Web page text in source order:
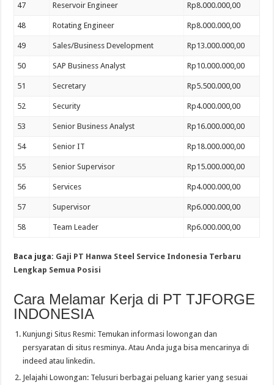
47 Reservoir Engineer Rp8.000.000,00
48 Rotating Engineer Rp8.000.000,00
49 Sales/Business Development Rp13.000.000,00
50 SAP Business Analyst Rp10.000.000,00
51 Secretary Rp5.500.000,00
52 Security Rp4.000.000,00
53 Senior Business Analyst Rp16.000.000,00
54 Senior IT Rp18.000.000,00
55 Senior Supervisor Rp15.000.000,00
56 Services Rp4.000.000,00
57 Supervisor Rp6.000.000,00
58 Team Leader Rp6.000.000,00
Baca juga: Gaji PT Hanwa Steel Service Indonesia Terbaru
Lengkap Semua Posisi
Cara Melamar Kerja di PT TJFORGE
INDONESIA
Kunjungi Situs Resmi: Temukan informasi lowongan dan
persyaratan di situs resminya. Atau Anda juga bisa mencarinya di
indeed atau linkedin.
Jelajahi Lowongan: Telusuri berbagai peluang karier yang sesuai